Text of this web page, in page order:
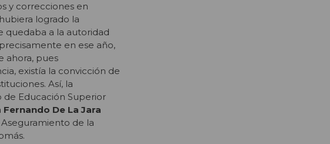
y correcciones en
logrado la
quedaba a la autoridad
en ese año,
ahora, pues
existía la convicción de
Así, la
Educación Superior
Fernando De La Jara
de la